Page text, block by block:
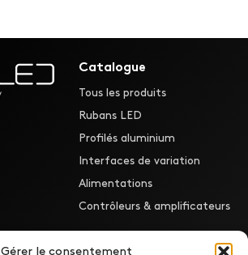
Gérer le consentement
Catalogue
Tous les produits
Rubans LED
Profilés aluminium
Interfaces de variation
Alimentations
Contrôleurs & amplificateurs